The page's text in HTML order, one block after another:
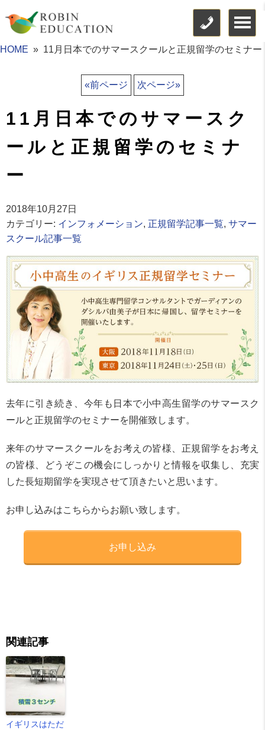
HOME 11月日本でのサマースクールと正規留学のセミナー
«前ページ 次ページ»
11月日本でのサマースク
ールと正規留学のセミナ
ー
2018年10月27日
カテゴリー: インフォメーション, 正規留学記事一覧, サマー
スクール記事一覧
去年に引き続き、今年も日本で小中高生留学のサマースク
ールと正規留学のセミナーを開催致します。
来年のサマースクールをお考えの皆様、正規留学をお考え
の皆様、どうぞこの機会にしっかりと情報を収集し、充実
した長短期留学を実現させて頂きたいと思います。
お申し込みはこちらからお願い致します。
お申し込み
関連記事
イギリスはただ